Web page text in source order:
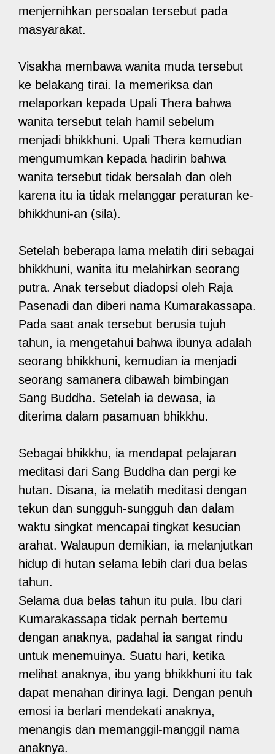
menjernihkan persoalan tersebut pada
masyarakat.
Visakha membawa wanita muda tersebut
ke belakang tirai. Ia memeriksa dan
melaporkan kepada Upali Thera bahwa
wanita tersebut telah hamil sebelum
menjadi bhikkhuni. Upali Thera kemudian
mengumumkan kepada hadirin bahwa
wanita tersebut tidak bersalah dan oleh
karena itu ia tidak melanggar peraturan ke-
bhikkhuni-an (sila).
Setelah beberapa lama melatih diri sebagai
bhikkhuni, wanita itu melahirkan seorang
putra. Anak tersebut diadopsi oleh Raja
Pasenadi dan diberi nama Kumarakassapa.
Pada saat anak tersebut berusia tujuh
tahun, ia mengetahui bahwa ibunya adalah
seorang bhikkhuni, kemudian ia menjadi
seorang samanera dibawah bimbingan
Sang Buddha. Setelah ia dewasa, ia
diterima dalam pasamuan bhikkhu.
Sebagai bhikkhu, ia mendapat pelajaran
meditasi dari Sang Buddha dan pergi ke
hutan. Disana, ia melatih meditasi dengan
tekun dan sungguh-sungguh dan dalam
waktu singkat mencapai tingkat kesucian
arahat. Walaupun demikian, ia melanjutkan
hidup di hutan selama lebih dari dua belas
tahun.
Selama dua belas tahun itu pula. Ibu dari
Kumarakassapa tidak pernah bertemu
dengan anaknya, padahal ia sangat rindu
untuk menemuinya. Suatu hari, ketika
melihat anaknya, ibu yang bhikkhuni itu tak
dapat menahan dirinya lagi. Dengan penuh
emosi ia berlari mendekati anaknya,
menangis dan memanggil-manggil nama
anaknya.